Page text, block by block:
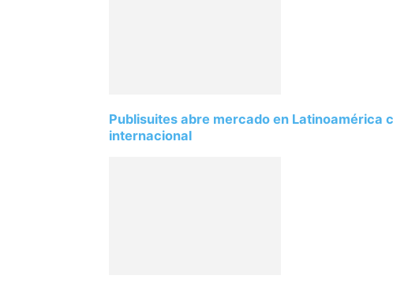
Publisuites abre mercado en Latinoamérica
internacional